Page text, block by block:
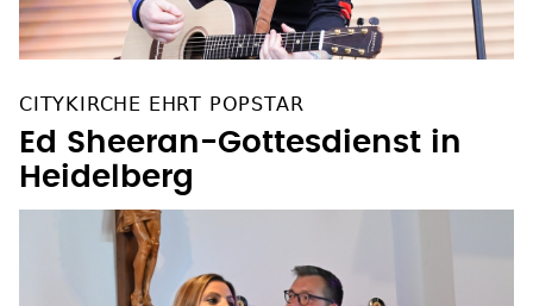
CITYKIRCHE EHRT POPSTAR
Ed Sheeran-Gottesdienst in
Heidelberg